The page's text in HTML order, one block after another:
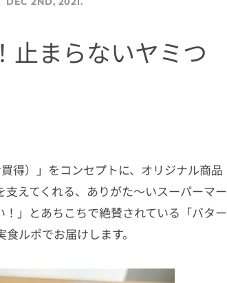
止まらないヤミつ
得）」をコンセプトに、オリジナル商品
えてくれる、ありがた〜いスーパーマー
」とあちこちで絶賛されている「バター
ルポでお届けします。